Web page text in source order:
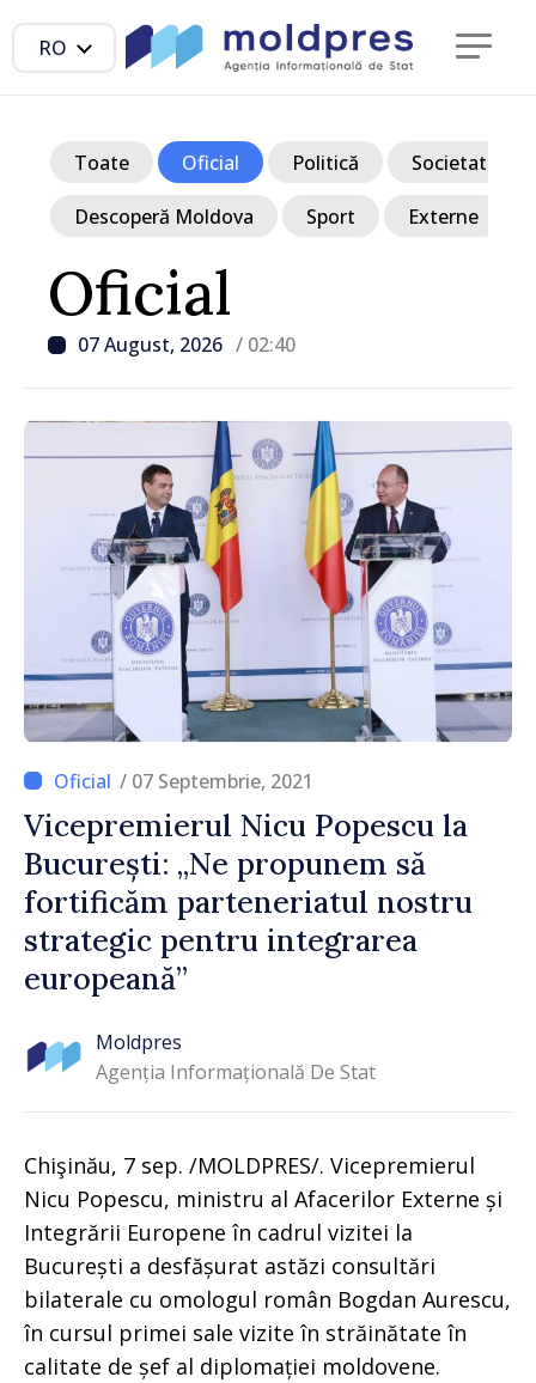
RO
Oficial
07 August, 2026 / 02:40
Toate Oficial Politică Societate
Descoperă Moldova Sport Externe
/ 07 Septembrie, 2021
Vicepremierul Nicu Popescu la
București: „Ne propunem să
fortificăm parteneriatul nostru
strategic pentru integrarea
europeană”
Moldpres
Agenția Informațională De Stat
Chişinău, 7 sep. /MOLDPRES/. Vicepremierul
Nicu Popescu, ministru al Afacerilor Externe și
Integrării Europene în cadrul vizitei la
București a desfășurat astăzi consultări
bilaterale cu omologul român Bogdan Aurescu,
în cursul primei sale vizite în străinătate în
calitate de șef al diplomației moldovene.